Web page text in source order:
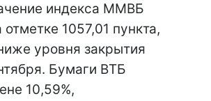
индекса ММВБ
отметке 1057,01 пункта,
уровня закрытия
Бумаги ВТБ
10,59%,